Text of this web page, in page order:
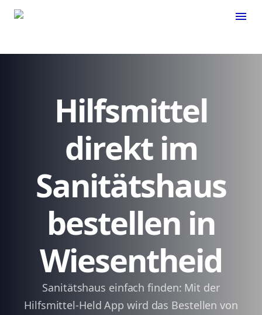
menu
Hilfsmittel
direkt im
Sanitätshaus
bestellen in
Wiesentheid
Sanitätshaus einfach finden: Mit der
Hilfsmittel-Held App wird das Bestellen von